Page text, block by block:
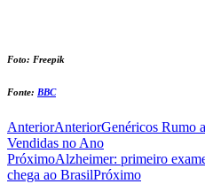
Foto: Freepik
Fonte: BBC
AnteriorAnteriorGenéricos Rumo
Vendidas no Ano
PróximoAlzheimer: primeiro
chega ao BrasilPróximo